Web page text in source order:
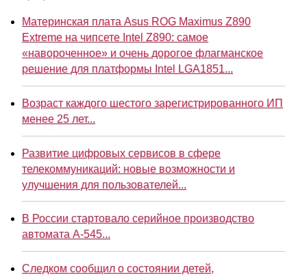
Материнская плата Asus ROG Maximus Z890
Extreme на чипсете Intel Z890: самое
«навороченное» и очень дорогое флагманское
решение для платформы Intel LGA1851...
Возраст каждого шестого зарегистрированного ИП
менее 25 лет...
Развитие цифровых сервисов в сфере
телекоммуникаций: новые возможности и
улучшения для пользователей...
В России стартовало серийное производство
автомата А-545...
Следком сообщил о состоянии детей,